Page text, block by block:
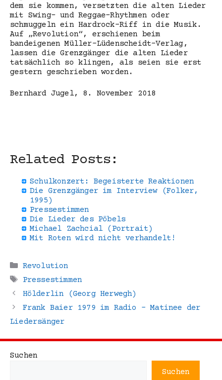
dem sie kommen, versetzten die alten Lieder
mit Swing- und Reggae-Rhythmen oder
schmuggeln ein Hardrock-Riff in die Musik.
Auf „Revolution“, erschienen beim
bandeigenen Müller-Lüdenscheidt-Verlag,
lassen die Grenzgänger die alten Lieder
tatsächlich so klingen, als seien sie erst
gestern geschrieben worden.
Bernhard Jugel, 8. November 2018
Related Posts:
Schulkonzert: Begeisterte Reaktionen
Die Grenzgänger im Interview (Folker,
1995)
Pressestimmen
Die Lieder des Pöbels
Michael Zachcial (Portrait)
Mit Roten wird nicht verhandelt!
Kategorien
Revolution
Schlagwörter
Pressestimmen
Hölderlin (Georg Herwegh)
Frank Baier 1979 im Radio – Matinee der
Liedersänger
Suchen
Suchen